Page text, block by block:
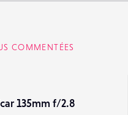
COMMENTÉES
135mm f/2.8